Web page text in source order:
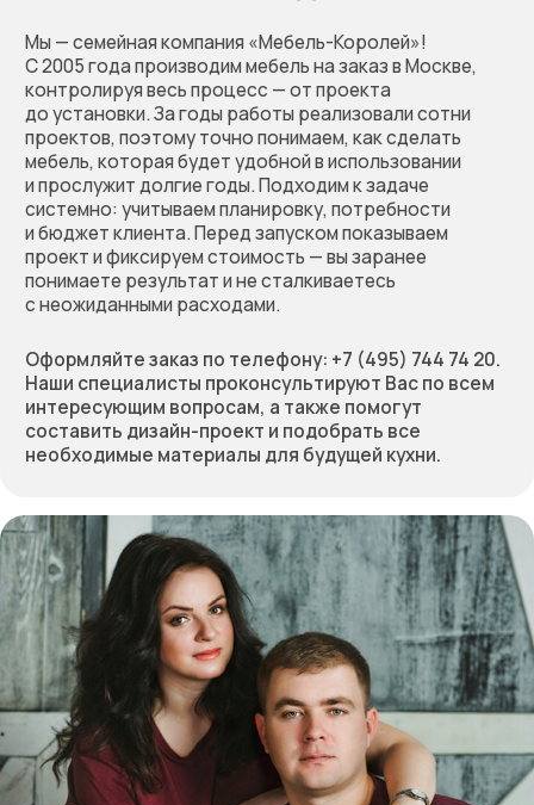
Оставьте заявку
на бесплатный расчёт
стоимости вашей мебели.
Мы перезвоним, обсудим
проект, предложим
решение и зафиксируем
предварительную
стоимость работы
+7 (495) 744 74 20
Позвоните нам по телефону:
Или заполните форму
Отправляя форму, вы соглашаетесь с политикой
конфиденциальности
Получить расчёт стоимости